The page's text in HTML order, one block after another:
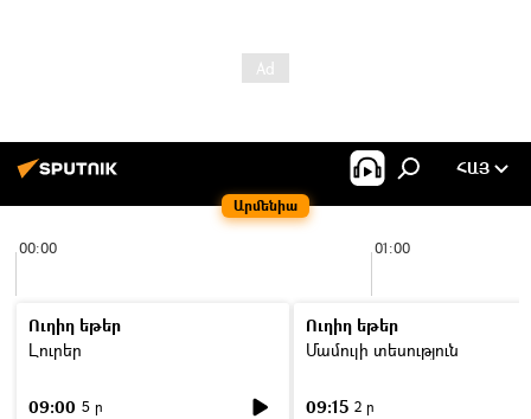
Արմենիա
ՀԱՅ
00:00 01:00
Ուղիղ եթեր
Լուրեր
09:00 5 ր
Ուղիղ եթեր
Մամուլի տեսություն
09:15 2 ր